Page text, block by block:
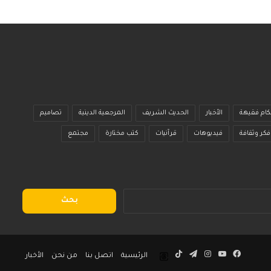
فقيهة الأخبار الحديث الشريف المرجعية الدينية تصاميم
فكر وثقافة فيديوهات قرآنيات كتب مختارة مجتمع
البحث
عن:
الرئيسية اتصل بنا من نحن الأخبار فيسبوكيوتيوبانستقرام
تيلقرام Threads